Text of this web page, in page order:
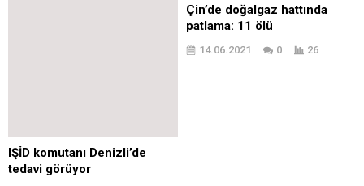
IŞİD komutanı Denizli’de
tedavi görüyor
Çin’de doğalgaz hattında
patlama: 11 ölü
14.06.2021 0 26